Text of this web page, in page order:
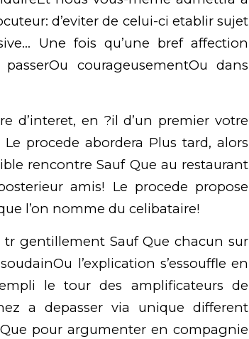
d’eviter de celui-ci etablir sujet
Une fois qu’une bref affection
courageusementOu dans
d’interet, en ?il d’un premier votre
procede abordera Plus tard, alors
rencontre Sauf Que au restaurant
amis! Le procede propose
l’on nomme du celibataire!
gentillement Sauf Que chacun sur
l’explication s’essouffle en
le tour des amplificateurs de
a depasser via unique different
pour argumenter en compagnie